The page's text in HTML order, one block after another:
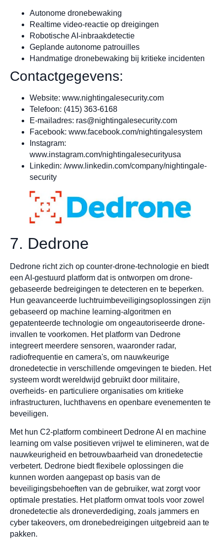
Autonome dronebewaking
Realtime video-reactie op dreigingen
Robotische AI-inbraakdetectie
Geplande autonome patrouilles
Handmatige dronebewaking bij kritieke incidenten
Contactgegevens:
Website: www.nightingalesecurity.com
Telefoon: (415) 363-6168
E-mailadres: ras@nightingalesecurity.com
Facebook: www.facebook.com/nightingalesystem
Instagram:
www.instagram.com/nightingalesecurityusa
Linkedin: /www.linkedin.com/company/nightingale-
security
7. Dedrone
Dedrone richt zich op counter-drone-technologie en biedt
een AI-gestuurd platform dat is ontworpen om drone-
gebaseerde bedreigingen te detecteren en te beperken.
Hun geavanceerde luchtruimbeveiligingsoplossingen zijn
gebaseerd op machine learning-algoritmen en
gepatenteerde technologie om ongeautoriseerde drone-
invallen te voorkomen. Het platform van Dedrone
integreert meerdere sensoren, waaronder radar,
radiofrequentie en camera's, om nauwkeurige
dronedetectie in verschillende omgevingen te bieden. Het
systeem wordt wereldwijd gebruikt door militaire,
overheids- en particuliere organisaties om kritieke
infrastructuren, luchthavens en openbare evenementen te
beveiligen.
Met hun C2-platform combineert Dedrone AI en machine
learning om valse positieven vrijwel te elimineren, wat de
nauwkeurigheid en betrouwbaarheid van dronedetectie
verbetert. Dedrone biedt flexibele oplossingen die
kunnen worden aangepast op basis van de
beveiligingsbehoeften van de gebruiker, wat zorgt voor
optimale prestaties. Het platform omvat tools voor zowel
dronedetectie als droneverdediging, zoals jammers en
cyber takeovers, om dronebedreigingen uitgebreid aan te
pakken.